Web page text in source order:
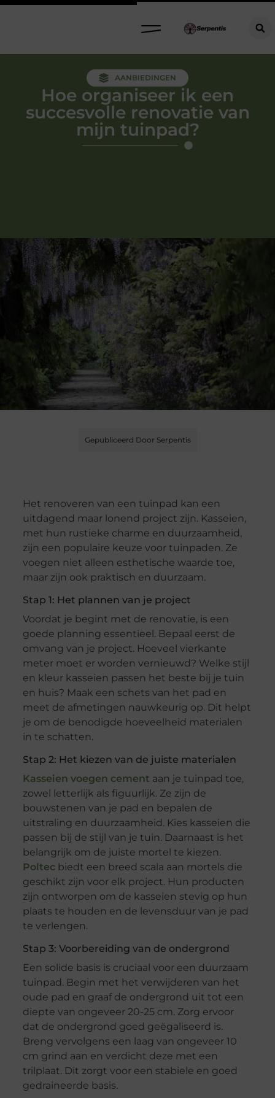
AANBIEDINGEN
Hoe organiseer ik een
succesvolle renovatie van
mijn tuinpad?
Gepubliceerd Door Serpentis
Het renoveren van een tuinpad kan een
uitdagend maar lonend project zijn. Kasseien,
met hun rustieke charme en duurzaamheid,
zijn een populaire keuze voor tuinpaden. Ze
voegen niet alleen esthetische waarde toe,
maar zijn ook praktisch en duurzaam.
Stap 1: Het plannen van je project
Voordat je begint met de renovatie, is een
goede planning essentieel. Bepaal eerst de
omvang van je project. Hoeveel vierkante
meter moet er worden vernieuwd? Welke stijl
en kleur kasseien passen het beste bij je tuin
en huis? Maak een schets van het pad en
meet de afmetingen nauwkeurig op. Dit helpt
je om de benodigde hoeveelheid materialen
in te schatten.
Stap 2: Het kiezen van de juiste materialen
Kasseien voegen cement aan je tuinpad toe,
zowel letterlijk als figuurlijk. Ze zijn de
bouwstenen van je pad en bepalen de
uitstraling en duurzaamheid. Kies kasseien die
passen bij de stijl van je tuin. Daarnaast is het
belangrijk om de juiste mortel te kiezen.
Poltecbiedt een breed scala aan mortels die
geschikt zijn voor elk project. Hun producten
zijn ontworpen om de kasseien stevig op hun
plaats te houden en de levensduur van je pad
te verlengen.
Stap 3: Voorbereiding van de ondergrond
Een solide basis is cruciaal voor een duurzaam
tuinpad. Begin met het verwijderen van het
oude pad en graaf de ondergrond uit tot een
diepte van ongeveer 20-25 cm. Zorg ervoor
dat de ondergrond goed geëgaliseerd is.
Breng vervolgens een laag van ongeveer 10
cm grind aan en verdicht deze met een
trilplaat. Dit zorgt voor een stabiele en goed
gedraineerde basis.